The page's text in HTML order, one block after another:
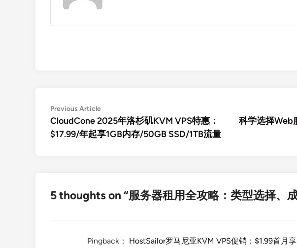
文
章
导
Previous ArticlePrevious
article:
CloudCone 2025年洛杉矶KVM VPS特惠：
$17.99/年起享1GB内存/50GB SSD/1TB流量
科学选择Web
5 thoughts on “服务器租用全攻略：类型选择、
Pingback： HostSailor罗马尼亚KVM VPS促销：$1.99首月